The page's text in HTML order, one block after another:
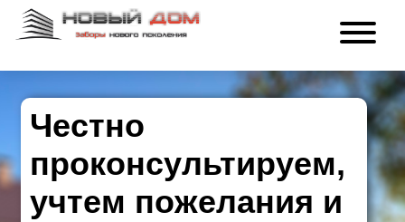
Честно
проконсультируем,
учтем пожелания и